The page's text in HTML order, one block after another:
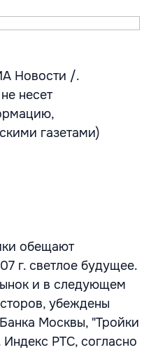
Новости /.
несет
газетами)
обещают
г. светлое будущее.
и в следующем
убеждены
Москвы, "Тройки
РТС, согласно